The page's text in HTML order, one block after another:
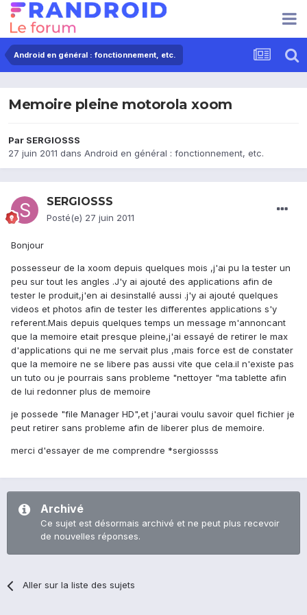
Android en général : fonctionnement, etc.
Memoire pleine motorola xoom
Par SERGIOSSS
27 juin 2011 dans Android en général : fonctionnement, etc.
SERGIOSSS
Posté(e) 27 juin 2011
Bonjour
possesseur de la xoom depuis quelques mois ,j'ai pu la tester un
peu sur tout les angles .J'y ai ajouté des applications afin de
tester le produit,j'en ai desinstallé aussi .j'y ai ajouté quelques
videos et photos afin de tester les differentes applications s'y
referent.Mais depuis quelques temps un message m'annoncant
que la memoire etait presque pleine,j'ai essayé de retirer le max
d'applications qui ne me servait plus ,mais force est de constater
que la memoire ne se libere pas aussi vite que cela.il n'existe pas
un tuto ou je pourrais sans probleme "nettoyer "ma tablette afin
de lui redonner plus de memoire
je possede "file Manager HD",et j'aurai voulu savoir quel fichier je
peut retirer sans probleme afin de liberer plus de memoire.
merci d'essayer de me comprendre *sergiossss
Archivé
Ce sujet est désormais archivé et ne peut plus recevoir
de nouvelles réponses.
Aller sur la liste des sujets